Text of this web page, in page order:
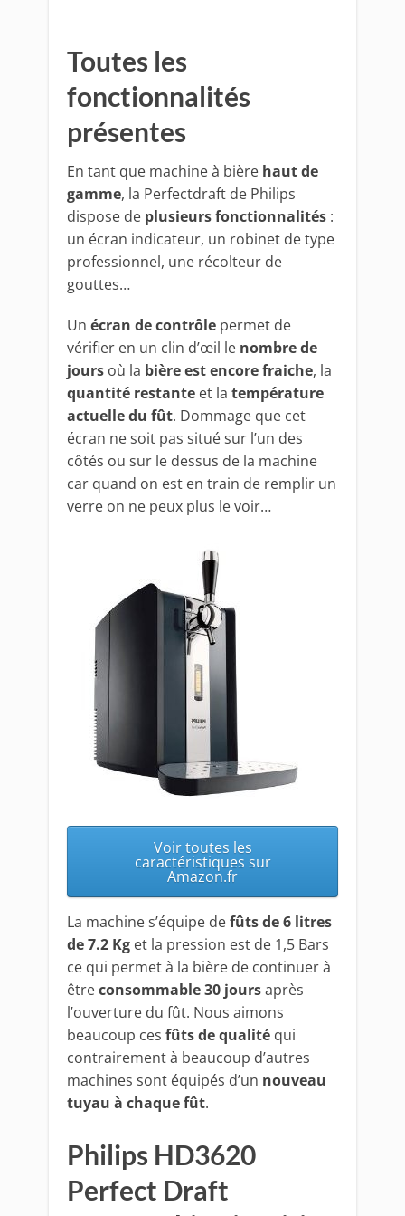
Toutes les
fonctionnalités
présentes
En tant que machine à bière haut de
gamme, la Perfectdraft de Philips
dispose de plusieurs fonctionnalités :
un écran indicateur, un robinet de type
professionnel, une récolteur de
gouttes…
Un écran de contrôle permet de
vérifier en un clin d’œil le nombre de
jours où la bière est encore fraiche, la
quantité restante et la température
actuelle du fût. Dommage que cet
écran ne soit pas situé sur l’un des
côtés ou sur le dessus de la machine
car quand on est en train de remplir un
verre on ne peux plus le voir…
Voir toutes les
caractéristiques sur
Amazon.fr
La machine s’équipe defûts de 6 litres
de 7.2 Kg et la pression est de 1,5 Bars
ce qui permet à la bière de continuer à
êtreconsommable 30 joursaprès
l’ouverture du fût. Nous aimons
beaucoup ces fûts de qualité qui
contrairement à beaucoup d’autres
machines sont équipés d’un nouveau
tuyau à chaque fût.
Philips HD3620
Perfect Draft